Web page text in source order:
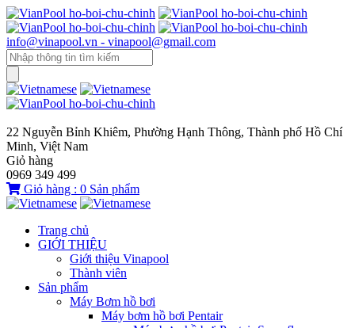
info@vinapool.vn - vinapool@gmail.com
22 Nguyễn Bỉnh Khiêm, Phường Hạnh Thông, Thành phố Hồ Chí
Minh, Việt Nam
Giỏ hàng
0969 349 499
Giỏ hàng : 0 Sản phẩm
Trang chủ
GIỚI THIỆU
Giới thiệu Vinapool
Thành viên
Sản phẩm
Máy Bơm hồ bơi
Máy bơm hồ bơi Pentair